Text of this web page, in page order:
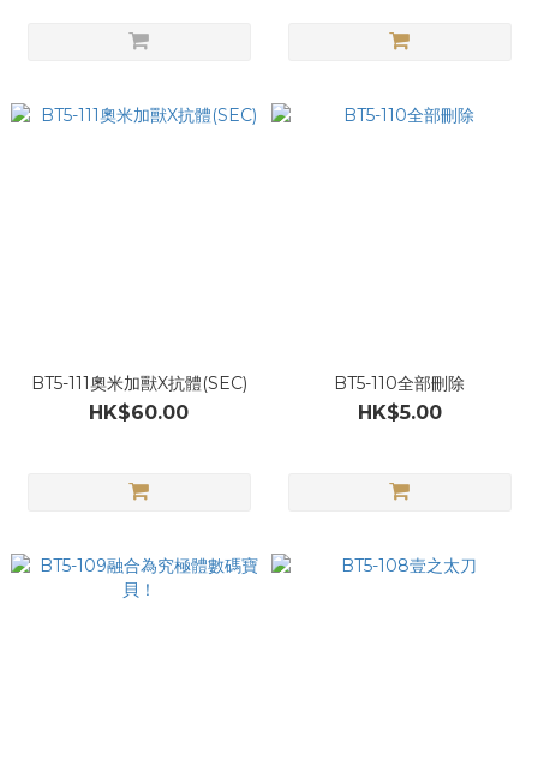
BT5-111奧米加獸X抗體(SEC)
HK$60.00
BT5-110全部刪除
HK$5.00